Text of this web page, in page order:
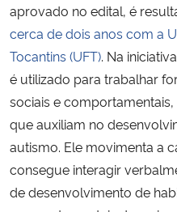
aprovado no edital, é
cerca de dois anos com a
Tocantins (UFT). Na
é utilizado para trabalhar
sociais e
que auxiliam no
autismo. Ele movimenta a
consegue interagir
de desenvolvimento de